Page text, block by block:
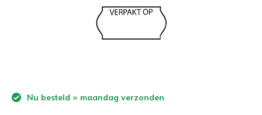
Nu besteld = maandag verzonden